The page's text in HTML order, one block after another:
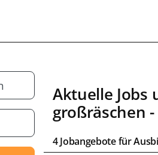
Aktuelle Jobs
großräschen
4 Jobangebote für